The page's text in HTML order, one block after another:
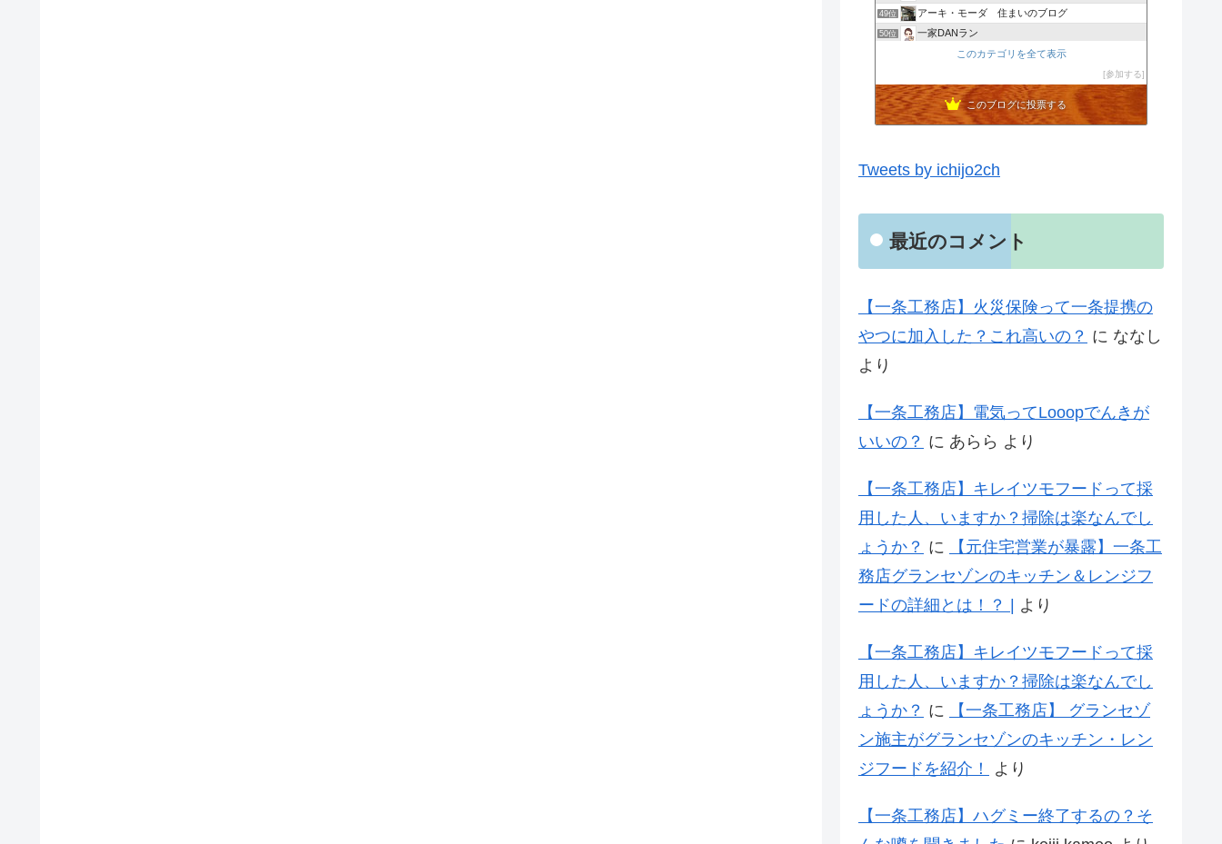
49位 アーキ・モーダ 住まいのブログ
50位 一家DANラン
シバ家ブログ＠注文住宅の金額を公開していきます
このカテゴリを全て表示
参加する
このブログに投票する
Tweets by ichijo2ch
最近のコメント
【一条工務店】火災保険って一条提携の
やつに加入した？これ高いの？ に ななし
より
【一条工務店】電気ってLooopでんきが
いいの？ に あらら より
【一条工務店】キレイツモフードって採
用した人、いますか？掃除は楽なんでし
ょうか？ に
【元住宅営業が暴露】一条工
務店グランセゾンのキッチン＆レンジフ
ードの詳細とは！？ |
より
【一条工務店】キレイツモフードって採
用した人、いますか？掃除は楽なんでし
ょうか？ に
【一条工務店】 グランセゾ
ン施主がグランセゾンのキッチン・レン
ジフードを紹介！
より
【一条工務店】ハグミー終了するの？そ